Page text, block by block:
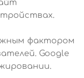
фактором
Google